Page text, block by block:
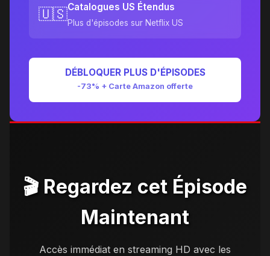
🇺🇸Catalogues US Étendus
Plus d'épisodes sur Netflix US
DÉBLOQUER PLUS D'ÉPISODES
-73% + Carte Amazon offerte
🎬 Regardez cet Épisode
Maintenant
Accès immédiat en streaming HD avec les